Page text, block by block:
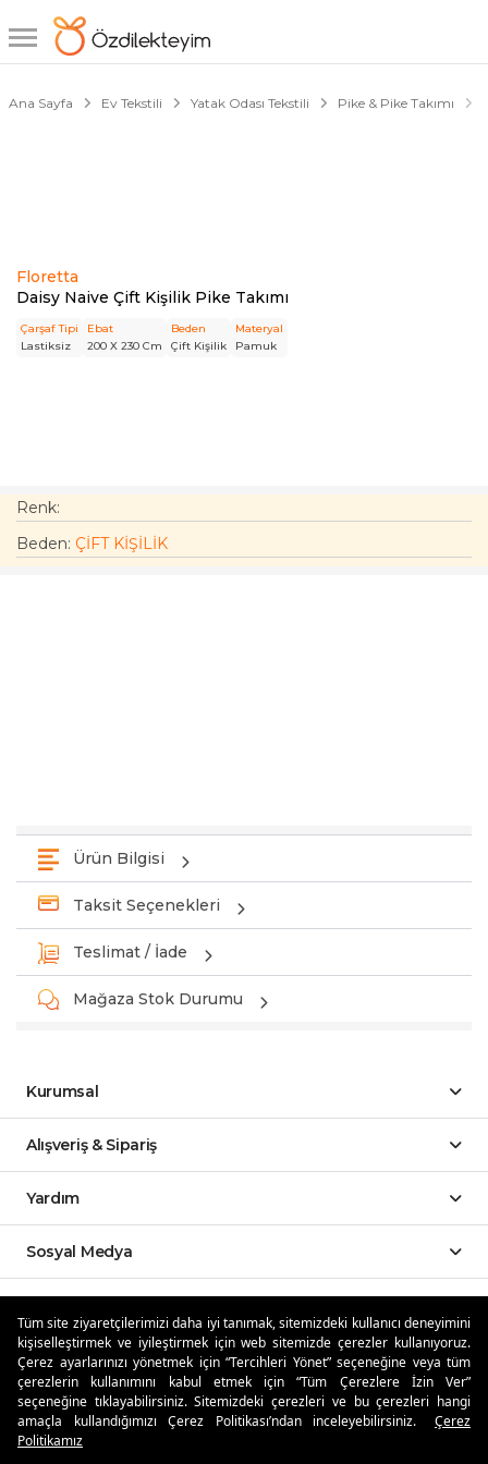
Tüm site ziyaretçilerimizi daha iyi tanımak, sitemizdeki kullanıcı deneyimini
kişiselleştirmek ve iyileştirmek için web sitemizde çerezler kullanıyoruz.
Çerez ayarlarınızı yönetmek için “Tercihleri Yönet” seçeneğine veya tüm
çerezlerin kullanımını kabul etmek için “Tüm Çerezlere İzin Ver”
seçeneğine tıklayabilirsiniz. Sitemizdeki çerezleri ve bu çerezleri hangi
amaçla kullandığımızı Çerez Politikası’ndan inceleyebilirsiniz.
Çerez
Politikamız
Ana Sayfa Ev Tekstili Yatak Odası Tekstili Pike & Pike Takımı
Floretta
Daisy Naive Çift Kişilik Pike Takımı
Çarşaf Tipi
Lastiksiz
Ebat
200 X 230 Cm
Beden
Çift Kişilik
Materyal
Pamuk
1/2
Renk:
Beden: ÇİFT KİŞİLİK
Ürün Bilgisi
Taksit Seçenekleri
Teslimat / İade
Mağaza Stok Durumu
Kurumsal
Alışveriş & Sipariş
Yardım
Sosyal Medya
Özdilekteyim'de Taksit Avantajları
Güvenli Alışveriş